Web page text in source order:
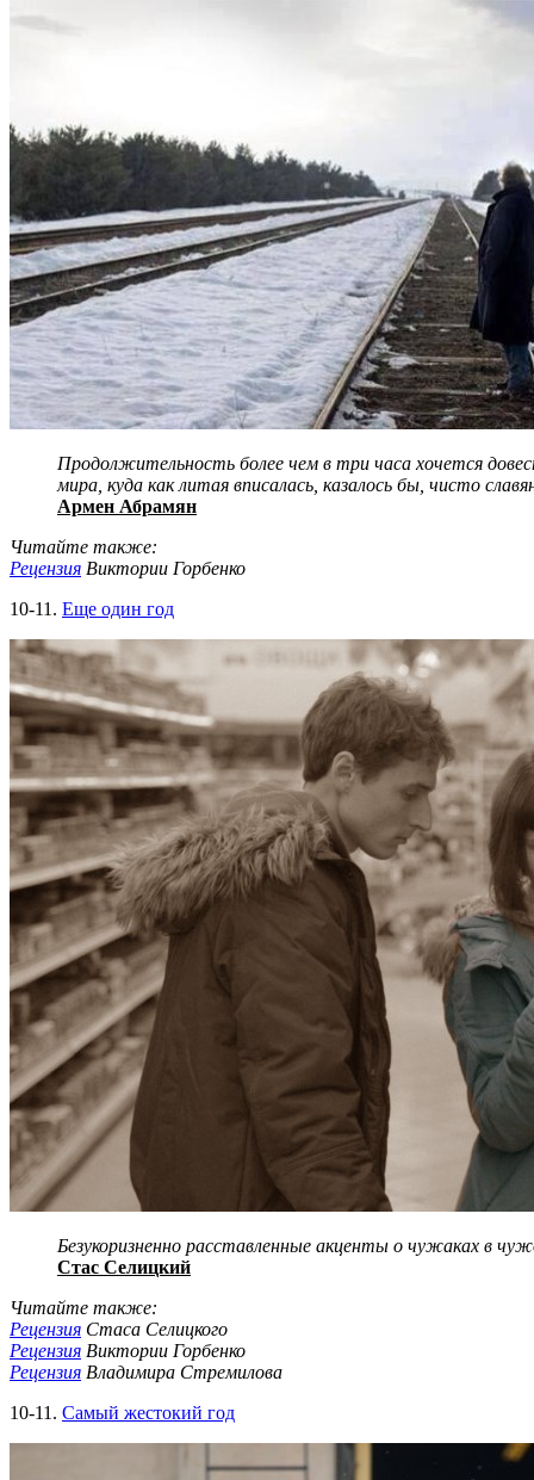
Продолжительность более чем в три часа хочется
мира, куда как литая вписалась, казалось бы, чисто
Армен Абрамян
Читайте также:
Рецензия Виктории Горбенко
10-11. Еще один год
Безукоризненно расставленные акценты о чужаках в
Стас Селицкий
Читайте также:
Рецензия Стаса Селицкого
Рецензия Виктории Горбенко
Рецензия Владимира Стремилова
10-11. Самый жестокий год